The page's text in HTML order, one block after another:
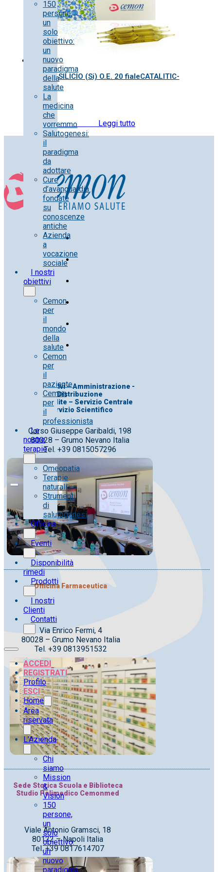
150
persone,
un
solo
obiettivo:
un
nuovo
paradigma
della
salute
La
medicina
che
vorremmo
Salutogenesi:
il
paradigma
da
adottare
Cure
d’avanguardia
fondate
su
conoscenze
antiche
Azienda
a
vocazione
sociale
I nostri
obiettivi
Cemon
per
il
mondo
della
salute
Cemon
per
il
paziente
Cemon
per
il
professionista
Le
nostre
terapie
Omeopatia
Terapie
naturali
Strumenti
di
salutogenesi
Officina
Eventi
Disponibilità
rimedi
Prodotti
I nostri
Clienti
Contatti
ACCEDI
REGISTRATI
Profilo
ESCI
Home
Area
riservata
L’Azienda
Chi
siamo
Mission
&
Vision
150
persone,
un
solo
obiettivo:
un
nuovo
paradigma
SILICIO (Si) O.E. 20 fialeCATALITIC-
17.30€ IVA inclusa Leggi tutto
Uff. Direttivi – Amministrazione -
Distribuzione
Uff. Vendite – Servizio Centrale
Servizio Scientifico
Corso Giuseppe Garibaldi, 198
80028 – Grumo Nevano Italia
Tel. +39 0815057296
Officina Farmaceutica
Via Enrico Fermi, 4
80028 – Grumo Nevano Italia
Tel. +39 0813951532
Sede Storica Scuola e Biblioteca
Studio Polimedico Cemonmed
Viale Antonio Gramsci, 18
80122 – Napoli Italia
Tel. +39 0817614707